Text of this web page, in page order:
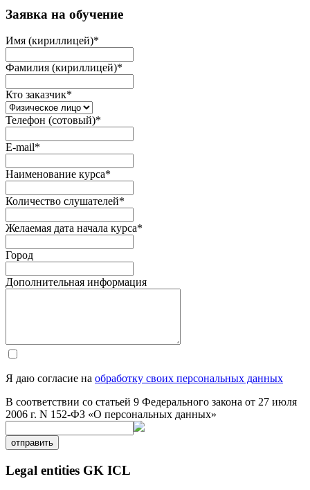
Заявка на обучение
Имя (кириллицей)*
Фамилия (кириллицей)*
Кто заказчик*
Телефон (сотовый)*
E-mail*
Наименование курса*
Количество слушателей*
Желаемая дата начала курса*
Город
Дополнительная информация
Я даю согласие на обработку своих персональных данных
В соответствии со статьей 9 Федерального закона от 27 июля
2006 г. N 152-ФЗ «О персональных данных»
отправить
Legal entities GK ICL